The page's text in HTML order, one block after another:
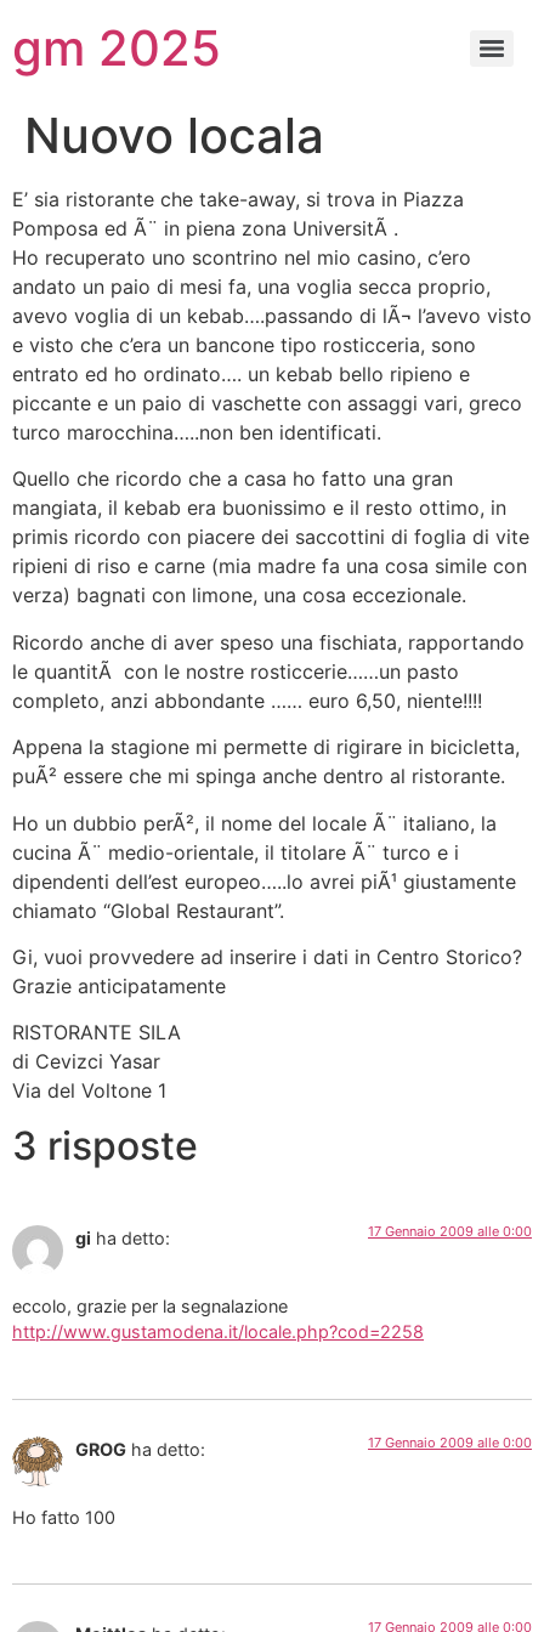
gm 2025
Nuovo locala
E’ sia ristorante che take-away, si trova in Piazza
Pomposa ed Ã¨ in piena zona UniversitÃ .
Ho recuperato uno scontrino nel mio casino, c’ero
andato un paio di mesi fa, una voglia secca proprio,
avevo voglia di un kebab….passando di lÃ¬ l’avevo visto
e visto che c’era un bancone tipo rosticceria, sono
entrato ed ho ordinato…. un kebab bello ripieno e
piccante e un paio di vaschette con assaggi vari, greco
turco marocchina…..non ben identificati.
Quello che ricordo che a casa ho fatto una gran
mangiata, il kebab era buonissimo e il resto ottimo, in
primis ricordo con piacere dei saccottini di foglia di vite
ripieni di riso e carne (mia madre fa una cosa simile con
verza) bagnati con limone, una cosa eccezionale.
Ricordo anche di aver speso una fischiata, rapportando
le quantitÃ con le nostre rosticcerie……un pasto
completo, anzi abbondante …… euro 6,50, niente!!!!
Appena la stagione mi permette di rigirare in bicicletta,
puÃ² essere che mi spinga anche dentro al ristorante.
Ho un dubbio perÃ², il nome del locale Ã¨ italiano, la
cucina Ã¨ medio-orientale, il titolare Ã¨ turco e i
dipendenti dell’est europeo…..lo avrei piÃ¹ giustamente
chiamato “Global Restaurant”.
Gi, vuoi provvedere ad inserire i dati in Centro Storico?
Grazie anticipatamente
RISTORANTE SILA
di Cevizci Yasar
Via del Voltone 1
3 risposte
gi ha detto: 17 Gennaio 2009 alle 0:00
eccolo, grazie per la segnalazione
http://www.gustamodena.it/locale.php?cod=2258
GROG ha detto: 17 Gennaio 2009 alle 0:00
Ho fatto 100
17 Gennaio 2009 alle 0:00